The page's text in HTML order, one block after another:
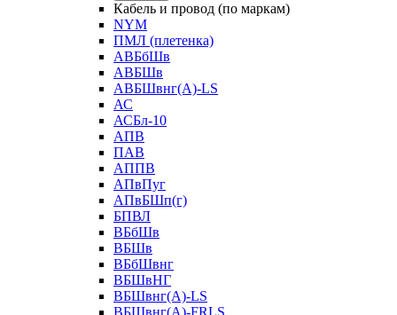
Кабель и провод (по маркам)
NYM
ПМЛ (плетенка)
АВБбШв
АВБШв
АВБШвнг(А)-LS
АС
АСБл-10
АПВ
ПАВ
АППВ
АПвПуг
АПвБШп(г)
БПВЛ
ВБбШв
ВБШв
ВБбШвнг
ВБШвНГ
ВБШвнг(А)-LS
ВБШвнг(А)-FRLS